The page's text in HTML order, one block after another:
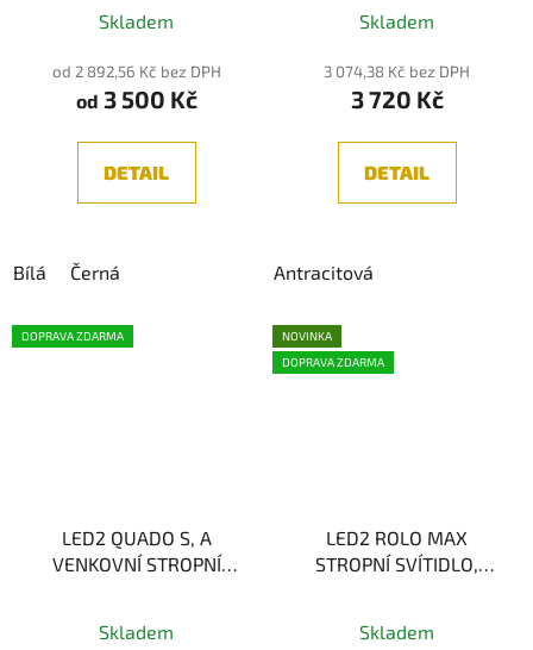
IP65
Skladem
od 2 892,56 Kč bez DPH
od 3 500 Kč
DETAIL
Bílá Černá
Skladem
3 074,38 Kč bez DPH
3 720 Kč
DETAIL
Antracitová
DOPRAVA ZDARMA
LED2 QUADO S, A
VENKOVNÍ STROPNÍ
Skladem
NOVINKA
DOPRAVA ZDARMA
LED2 ROLO MAX
STROPNÍ SVÍTIDLO,
Skladem